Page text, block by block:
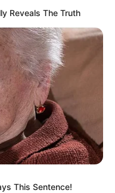
Reveals The Truth
This Sentence!